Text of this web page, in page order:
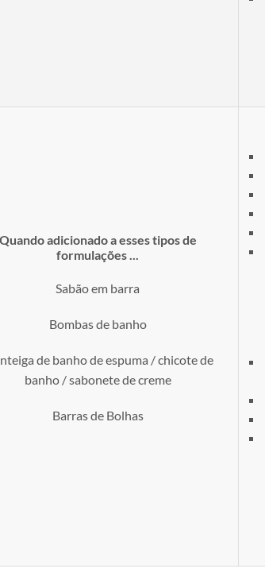
adicionado a esses tipos de
formulações ...
Sabão em barra
Bombas de banho
de banho de espuma / chicote de
banho / sabonete de creme
Barras de Bolhas